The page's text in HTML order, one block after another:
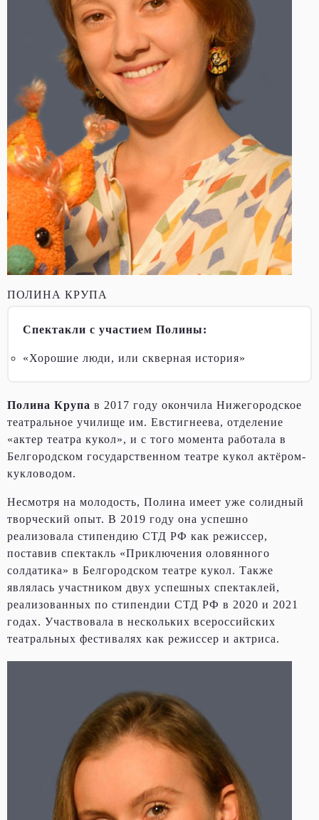
ПОЛИНА КРУПА
Спектакли с участием Полины:
«Хорошие люди, или скверная история»
Полина Крупа в 2017 году окончила Нижегородское
театральное училище им. Евстигнеева, отделение
«актер театра кукол», и с того момента работала в
Белгородском государственном театре кукол актёром-
кукловодом.
Несмотря на молодость, Полина имеет уже солидный
творческий опыт. В 2019 году она успешно
реализовала стипендию СТД РФ как режиссер,
поставив спектакль «Приключения оловянного
солдатика» в Белгородском театре кукол. Также
являлась участником двух успешных спектаклей,
реализованных по стипендии СТД РФ в 2020 и 2021
годах. Участвовала в нескольких всероссийских
театральных фестивалях как режиссер и актриса.